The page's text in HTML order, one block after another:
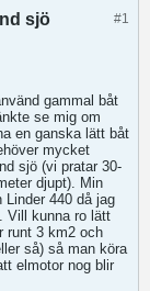
#1
sjö
gammal båt
se mig om
en ganska lätt båt
mycket
sjö (vi pratar 30-
djupt). Min
440 då jag
Vill kunna ro lätt
runt 3 km2 och
så) så man köra
elmotor nog blir